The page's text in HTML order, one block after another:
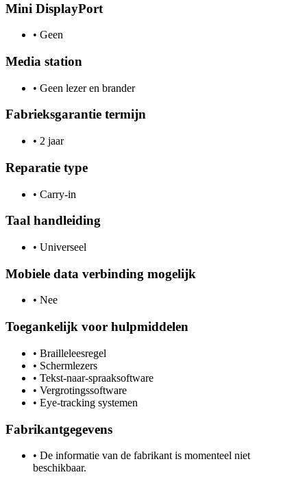
Mini DisplayPort
• Geen
Media station
• Geen lezer en brander
Fabrieksgarantie termijn
• 2 jaar
Reparatie type
• Carry-in
Taal handleiding
• Universeel
Mobiele data verbinding mogelijk
• Nee
Toegankelijk voor hulpmiddelen
• Brailleleesregel
• Schermlezers
• Tekst-naar-spraaksoftware
• Vergrotingssoftware
• Eye-tracking systemen
Fabrikantgegevens
• De informatie van de fabrikant is momenteel niet
beschikbaar.